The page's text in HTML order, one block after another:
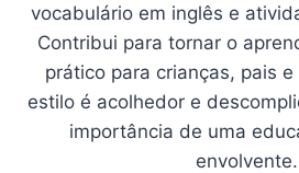
vocabulário em inglês e
Contribui para tornar o
prático para crianças, pais
estilo é acolhedor e
importância de uma
envolvente.